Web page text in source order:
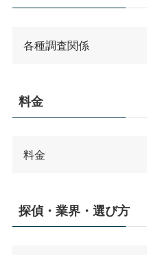
各種調査関係
料金
料金
探偵・業界・選び方